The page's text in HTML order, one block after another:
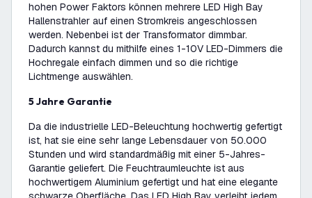
hohen Power Faktors können mehrere LED High Bay
Hallenstrahler auf einen Stromkreis angeschlossen
werden. Nebenbei ist der Transformator dimmbar.
Dadurch kannst du mithilfe eines 1-10V LED-Dimmers die
Hochregale einfach dimmen und so die richtige
Lichtmenge auswählen.
5 Jahre Garantie
Da die industrielle LED-Beleuchtung hochwertig gefertigt
ist, hat sie eine sehr lange Lebensdauer von 50.000
Stunden und wird standardmäßig mit einer 5-Jahres-
Garantie geliefert. Die Feuchtraumleuchte ist aus
hochwertigem Aluminium gefertigt und hat eine elegante